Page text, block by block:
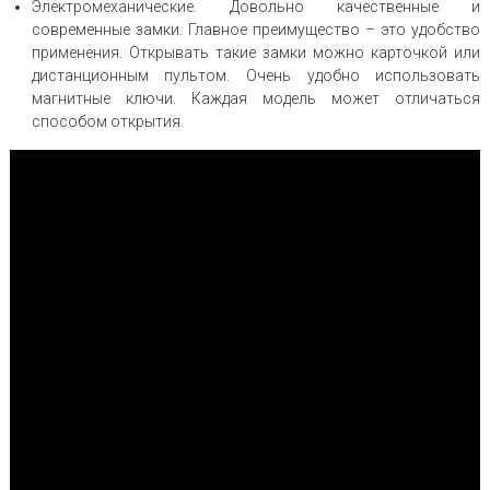
Электромеханические. Довольно качественные и
современные замки. Главное преимущество – это удобство
применения. Открывать такие замки можно карточкой или
дистанционным пультом. Очень удобно использовать
магнитные ключи. Каждая модель может отличаться
способом открытия.